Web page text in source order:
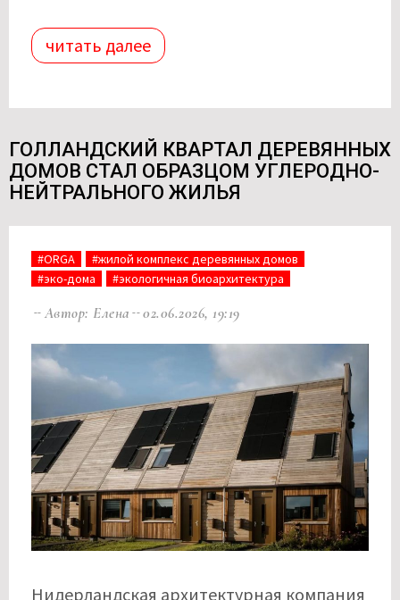
читать далее
ГОЛЛАНДСКИЙ КВАРТАЛ ДЕРЕВЯННЫХ
ДОМОВ СТАЛ ОБРАЗЦОМ УГЛЕРОДНО-
НЕЙТРАЛЬНОГО ЖИЛЬЯ
#ORGA
#жилой комплекс деревянных домов
#эко-дома
#экологичная биоархитектура
Автор: Елена 02.06.2026, 19:19
Нидерландская архитектурная компания